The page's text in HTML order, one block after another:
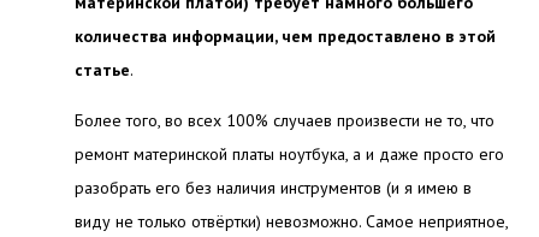
количества информации, чем предоставлено в этой
статье.
Более того, во всех 100% случаев произвести не то, что
ремонт материнской платы ноутбука, а и даже просто его
разобрать его без наличия инструментов (и я имею в
виду не только отвёртки) невозможно. Самое неприятное,